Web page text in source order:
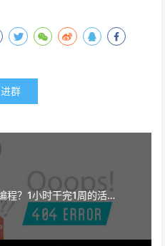
进群
为什么我劝你现在就学AI编程？1小时干完1周的活，不是梦